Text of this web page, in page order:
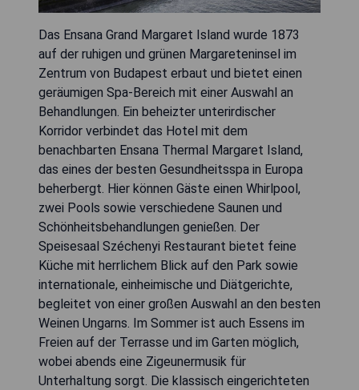
Das Ensana Grand Margaret Island wurde 1873
auf der ruhigen und grünen Margareteninsel im
Zentrum von Budapest erbaut und bietet einen
geräumigen Spa-Bereich mit einer Auswahl an
Behandlungen. Ein beheizter unterirdischer
Korridor verbindet das Hotel mit dem
benachbarten Ensana Thermal Margaret Island,
das eines der besten Gesundheitsspa in Europa
beherbergt. Hier können Gäste einen Whirlpool,
zwei Pools sowie verschiedene Saunen und
Schönheitsbehandlungen genießen. Der
Speisesaal Széchenyi Restaurant bietet feine
Küche mit herrlichem Blick auf den Park sowie
internationale, einheimische und Diätgerichte,
begleitet von einer großen Auswahl an den besten
Weinen Ungarns. Im Sommer ist auch Essens im
Freien auf der Terrasse und im Garten möglich,
wobei abends eine Zigeunermusik für
Unterhaltung sorgt. Die klassisch eingerichteten